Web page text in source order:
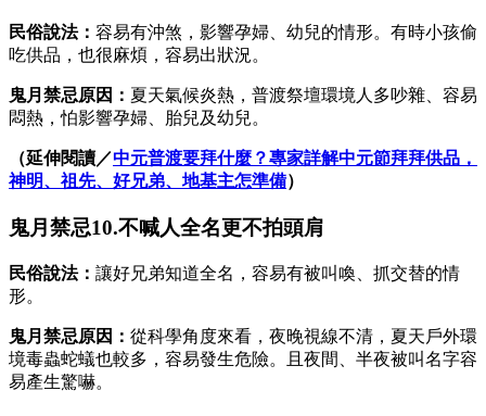
民俗說法： 容易有沖煞，影響孕婦、幼兒的情形。有時小孩偷
吃供品，也很麻煩，容易出狀況。
鬼月禁忌原因： 夏天氣候炎熱，普渡祭壇環境人多吵雜、容易
悶熱，怕影響孕婦、胎兒及幼兒。
（延伸閱讀／中元普渡要拜什麼？專家詳解中元節拜拜供品，
神明、祖先、好兄弟、地基主怎準備）
鬼月禁忌10.不喊人全名更不拍頭肩
民俗說法： 讓好兄弟知道全名，容易有被叫喚、抓交替的情
形。
鬼月禁忌原因： 從科學角度來看，夜晚視線不清，夏天戶外環
境毒蟲蛇蟻也較多，容易發生危險。且夜間、半夜被叫名字容
易產生驚嚇。